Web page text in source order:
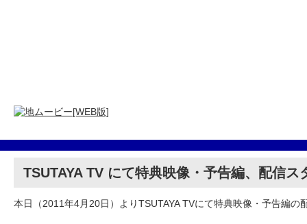
TSUTAYA TV にて特典映像・予告編、配信ス
本日（2011年4月20日）よりTSUTAYA TVにて特典映像・予告編の